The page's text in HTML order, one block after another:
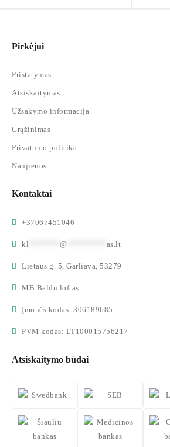
Pirkėjui
Pristatymas
Atsiskaitymas
Užsakymo informacija
Grąžinimas
Privatumo politika
Naujienos
Kontaktai
+37067451046
kl @ as.lt
Lietaus g. 5, Garliava, 53279
MB Baldų loftas
Įmonės kodas: 306189685
PVM kodas: LT100015756217
Atsiskaitymo būdai